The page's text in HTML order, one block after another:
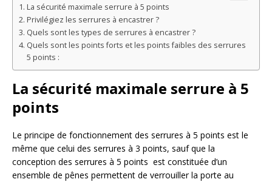
La sécurité maximale serrure à 5 points
Privilégiez les serrures à encastrer ?
Quels sont les types de serrures à encastrer ?
Quels sont les points forts et les points faibles des serrures
5 points :
La sécurité maximale serrure à 5
points
Le principe de fonctionnement des serrures à 5 points est le
même que celui des serrures à 3 points, sauf que la
conception des serrures à 5 points est constituée d’un
ensemble de pênes permettent de verrouiller la porte au